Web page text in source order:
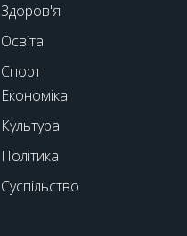
Здоров'я
Освіта
Спорт
Економіка
Культура
Політика
Суспільство